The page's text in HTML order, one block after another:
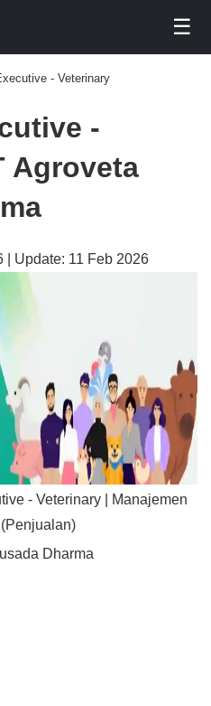
☰
- Veterinary
-
Agroveta
| Update: 11 Feb 2026
- Veterinary | Manajemen
Dharma